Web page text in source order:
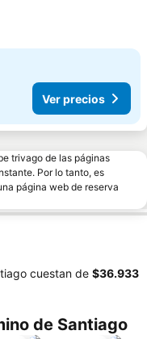
Ver precios
trivago de las páginas
Por lo tanto, es
página web de reserva
cuestan de ‎$36.933
de Santiago